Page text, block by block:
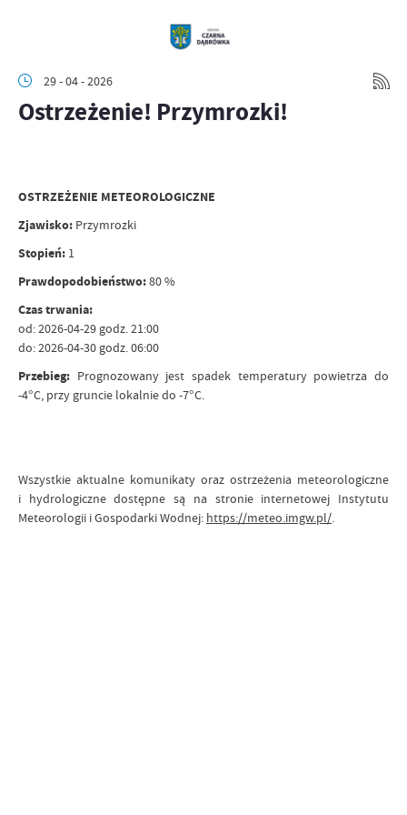
29 - 04 - 2026
Ostrzeżenie! Przymrozki!
OSTRZEŻENIE METEOROLOGICZNE
Zjawisko: Przymrozki
Stopień: 1
Prawdopodobieństwo:80 %
Czas trwania:
od: 2026-04-29 godz. 21:00
do: 2026-04-30 godz. 06:00
Przebieg: Prognozowany jest spadek temperatury powietrza do
-4°C, przy gruncie lokalnie do -7°C.
Wszystkie aktualne komunikaty oraz ostrzeżenia meteorologiczne
i hydrologiczne dostępne są na stronie internetowej Instytutu
Meteorologii i Gospodarki Wodnej: https://meteo.imgw.pl/.